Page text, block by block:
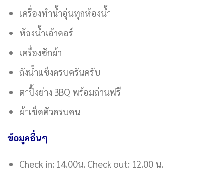
เครื่องทำน้ำอุ่นทุกห้องน้ำ
ห้องน้ำเอ้าดอร์
เครื่องซักผ้า
ถังน้ำแข็งครบครันครับ
ตาปิ้งย่าง BBQ พร้อมถ่านฟรี
ผ้าเช็ดตัวครบคน
ข้อมูลอื่นๆ
Check in: 14.00น. Check out: 12.00 น.